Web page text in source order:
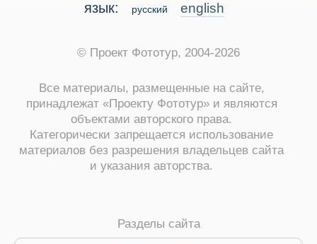
язык: русский english
© Проект Фототур, 2004-2026
Все материалы, размещенные на сайте,
принадлежат «Проекту Фототур» и являются
объектами авторского права.
Категорически запрещается использование
материалов без разрешения владельцев сайта
и указания авторства.
Разделы сайта